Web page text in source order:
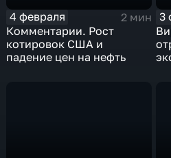
4 февраля
2 мин
Комментарии. Рост
котировок США и
падение цен на нефть
3